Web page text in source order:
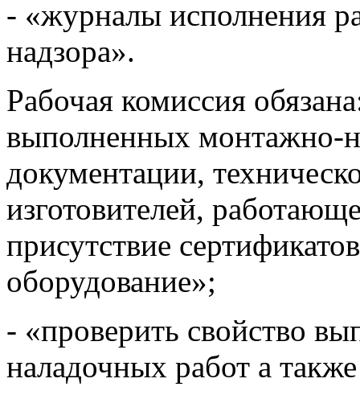
- «журналы исполнения
надзора».
Рабочая комиссия
выполненных монтажно-
документации,
изготовителей,
присутствие
оборудование»;
- «проверить свойство
наладочных работ а